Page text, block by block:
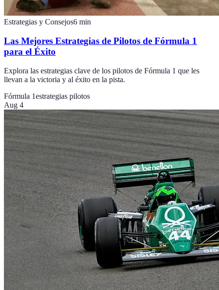
Estrategias y Consejos6 min
Las Mejores Estrategias de Pilotos de Fórmula 1
para el Éxito
Explora las estrategias clave de los pilotos de Fórmula 1 que les
llevan a la victoria y al éxito en la pista.
Fórmula 1estrategias pilotos
Aug 4